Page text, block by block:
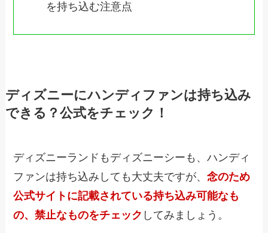
を持ち込む注意点
ディズニーにハンディファンは持ち込み
できる？公式をチェック！
ディズニーランドもディズニーシーも、ハンディ
ファンは持ち込みしても大丈夫ですが、念のため
公式サイトに記載されている持ち込み可能なも
の、禁止なものをチェック してみましょう。